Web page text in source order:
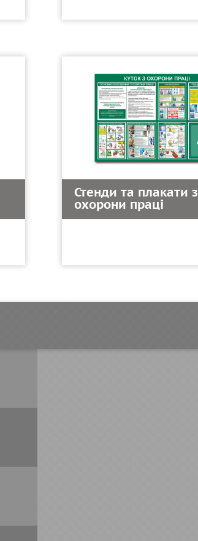
Стенди та плакати з
охорони праці